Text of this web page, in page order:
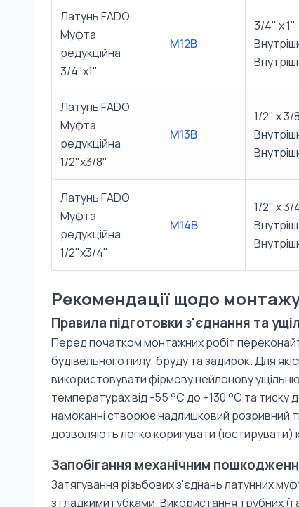
Латунь FADO
Муфта
редукційна
3/4"х1"
M12B
3/4" х 1"
Латунь FADO
Муфта
редукційна
1/2"х3/8"
M13B
1/2" х 3/
Латунь FADO
Муфта
редукційна
1/2"х3/4"
M14B
1/2" х 3/
Рекомендації щодо
Правила підготовки з'єднання та
Перед початком монтажних робіт
будівельного пилу, бруду та задирок. Для
використовувати фірмову нейлонову
температурах від -55 °C до +130 °C та тиску
намоканні створює надлишковий розривний
дозволяють легко коригувати (юстирувати)
Запобігання механічним
Затягування різьбових з'єднань латунних
з гладкими губками. Використання трубних